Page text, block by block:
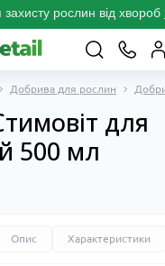
рослин від хвороб
Добрива для рослин
для
500 мл
Опис Характеристики